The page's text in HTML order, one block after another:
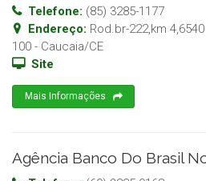
Telefone: (85) 3285-1177
Endereço: Rod.br-222,km
100 - Caucaia/CE
Site
Mais Informações
Agência Banco Do Brasil